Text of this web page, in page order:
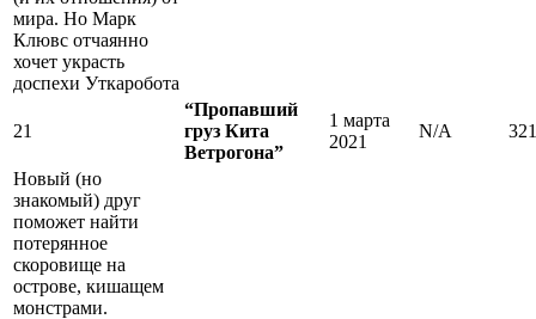
мира. Но Марк
Клювс отчаянно
хочет украсть
доспехи Уткаробота
21
“Пропавший
груз Кита
Ветрогона”
1 марта
2021
N/A 321
Новый (но
знакомый) друг
поможет найти
потерянное
скоровище на
острове, кишащем
монстрами.